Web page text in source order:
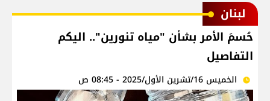
لبنان
حُسمَ الأمر بشأن "مياه تنورين".. اليكم
التفاصيل
الخميس 16/تشرين الأول/2025 - 08:45 ص